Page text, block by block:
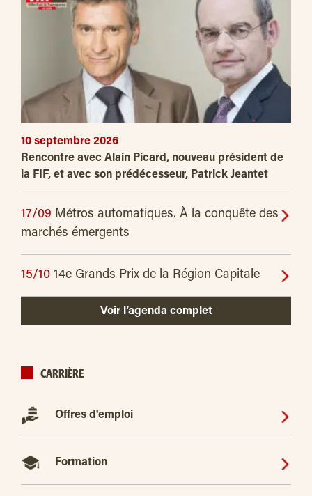
10 septembre 2026
Rencontre avec Alain Picard, nouveau président de
la FIF, et avec son prédécesseur, Patrick Jeantet
17/09 Métros automatiques. À la conquête des
marchés émergents
15/10 14e Grands Prix de la Région Capitale
Voir l’agenda complet
CARRIÈRE
Offres d'emploi
Formation